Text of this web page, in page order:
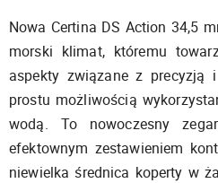
Nowa Certina DS Action 34,5
morski klimat, któremu
aspekty związane z precyzją
prostu możliwością
wodą. To nowoczesny
efektownym zestawieniem
niewielka średnica koperty w